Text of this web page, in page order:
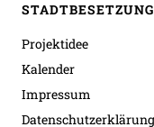
STADTBESETZUNG
Projektidee
Kalender
Impressum
Datenschutzerklärung